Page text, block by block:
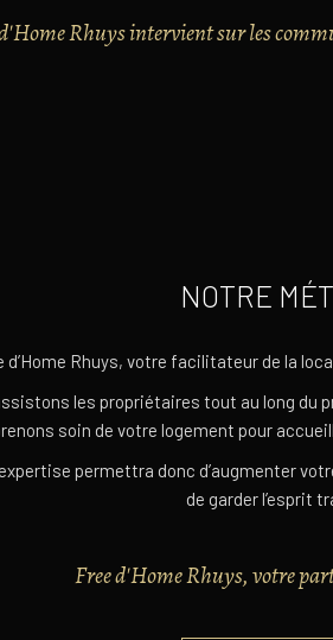
Rhuys intervient sur les
NOTRE
d’Home Rhuys, votre facilitateur de la
les propriétaires tout au long du
soin de votre logement pour
permettra donc d’augmenter
de garder l’esprit
Free d'Home Rhuys, votre